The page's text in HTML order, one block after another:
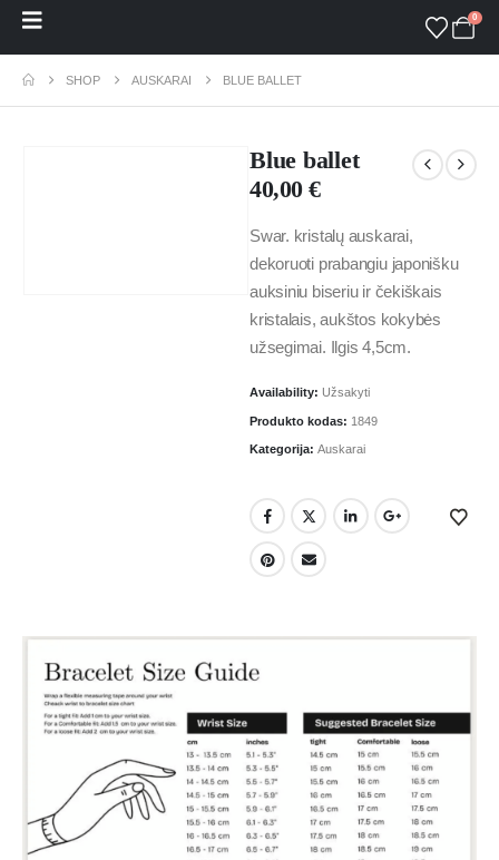
0
SHOP AUSKARAI BLUE BALLET
Blue ballet
40,00€
Swar. kristalų auskarai,
dekoruoti prabangiu japonišku
auksiniu biseriu ir čekiškais
kristalais, aukštos kokybės
užsegimai. Ilgis 4,5cm.
Availability: Užsakyti
Produkto kodas: 1849
Kategorija: Auskarai